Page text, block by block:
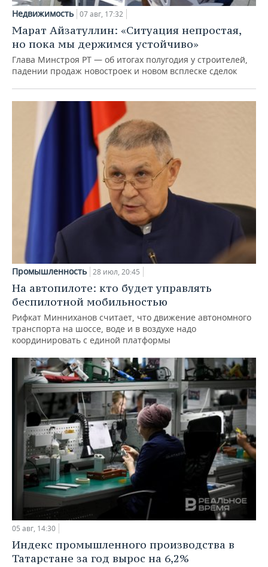
Недвижимость 07 авг, 17:32
Марат Айзатуллин: «Ситуация непростая,
но пока мы держимся устойчиво»
Глава Минстроя РТ — об итогах полугодия у строителей,
падении продаж новостроек и новом всплеске сделок
Промышленность 28 июл, 20:45
На автопилоте: кто будет управлять
беспилотной мобильностью
Рифкат Минниханов считает, что движение автономного
транспорта на шоссе, воде и в воздухе надо
координировать с единой платформы
05 авг, 14:30
Индекс промышленного производства в
Татарстане за год вырос на 6,2%